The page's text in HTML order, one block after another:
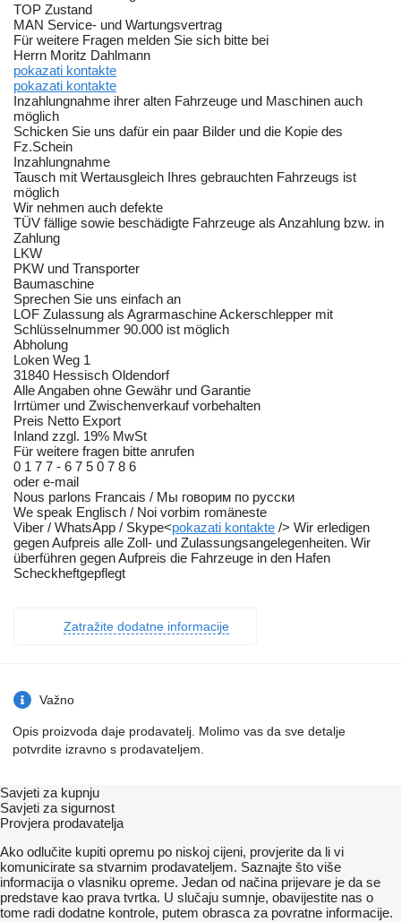
TOP Zustand
MAN Service- und Wartungsvertrag
Für weitere Fragen melden Sie sich bitte bei
Herrn Moritz Dahlmann
pokazati kontakte
pokazati kontakte
Inzahlungnahme ihrer alten Fahrzeuge und Maschinen auch
möglich
Schicken Sie uns dafür ein paar Bilder und die Kopie des
Fz.Schein
Inzahlungnahme
Tausch mit Wertausgleich Ihres gebrauchten Fahrzeugs ist
möglich
Wir nehmen auch defekte
TÜV fällige sowie beschädigte Fahrzeuge als Anzahlung bzw. in
Zahlung
LKW
PKW und Transporter
Baumaschine
Sprechen Sie uns einfach an
LOF Zulassung als Agrarmaschine Ackerschlepper mit
Schlüsselnummer 90.000 ist möglich
Abholung
Loken Weg 1
31840 Hessisch Oldendorf
Alle Angaben ohne Gewähr und Garantie
Irrtümer und Zwischenverkauf vorbehalten
Preis Netto Export
Inland zzgl. 19% MwSt
Für weitere fragen bitte anrufen
0 1 7 7 - 6 7 5 0 7 8 6
oder e-mail
Nous parlons Francais / Мы говорим по русски
We speak Englisch / Noi vorbim romäneste
Viber / WhatsApp / Skype<pokazati kontakte /> Wir erledigen
gegen Aufpreis alle Zoll- und Zulassungsangelegenheiten. Wir
überführen gegen Aufpreis die Fahrzeuge in den Hafen
Scheckheftgepflegt
Zatražite dodatne informacije
Važno
Opis proizvoda daje prodavatelj. Molimo vas da sve detalje
potvrdite izravno s prodavateljem.
Savjeti za kupnju
Savjeti za sigurnost
Provjera prodavatelja
Ako odlučite kupiti opremu po niskoj cijeni, provjerite da li vi
komunicirate sa stvarnim prodavateljem. Saznajte što više
informacija o vlasniku opreme. Jedan od načina prijevare je da se
predstave kao prava tvrtka. U slučaju sumnje, obavijestite nas o
tome radi dodatne kontrole, putem obrasca za povratne informacije.